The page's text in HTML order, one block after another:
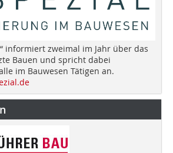
informiert zweimal im Jahr über das
Bauen und spricht dabei
im Bauwesen Tätigen an.